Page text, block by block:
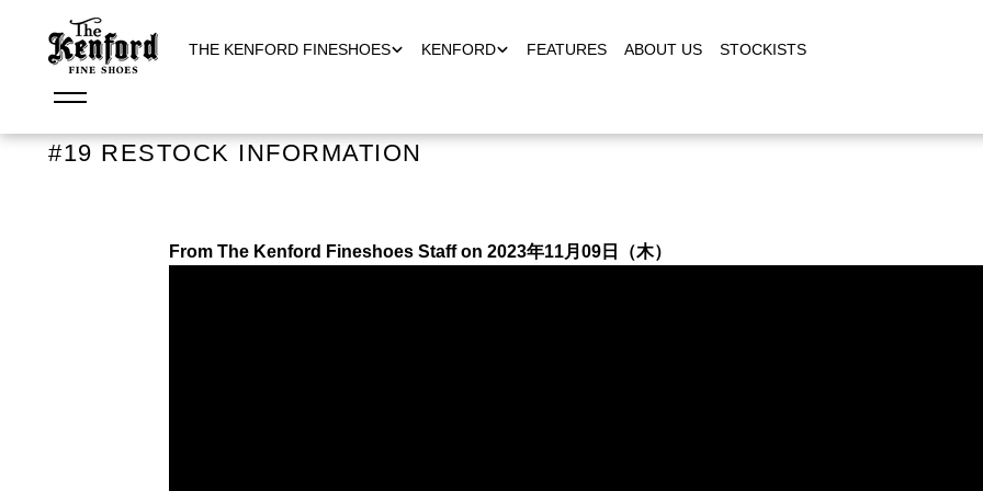
THE KENFORD FINESHOES KENFORD FEATURES ABOUT US STOCKISTS
#19 RESTOCK INFORMATION
From The Kenford Fineshoes Staff on 2023年11月09日（木）